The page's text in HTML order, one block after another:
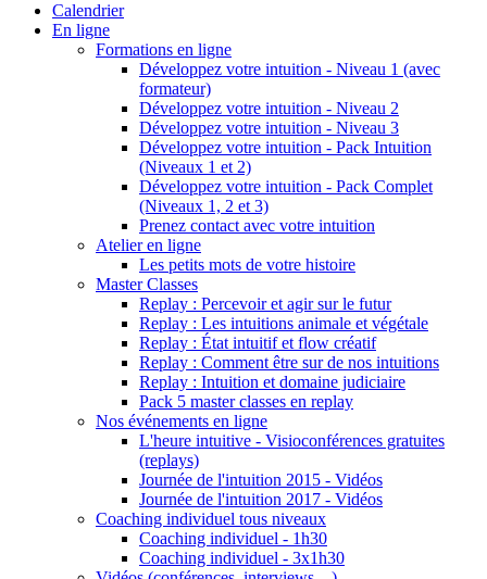
Calendrier
En ligne
Formations en ligne
Développez votre intuition - Niveau 1 (avec
formateur)
Développez votre intuition - Niveau 2
Développez votre intuition - Niveau 3
Développez votre intuition - Pack Intuition
(Niveaux 1 et 2)
Développez votre intuition - Pack Complet
(Niveaux 1, 2 et 3)
Prenez contact avec votre intuition
Atelier en ligne
Les petits mots de votre histoire
Master Classes
Replay : Percevoir et agir sur le futur
Replay : Les intuitions animale et végétale
Replay : État intuitif et flow créatif
Replay : Comment être sur de nos intuitions
Replay : Intuition et domaine judiciaire
Pack 5 master classes en replay
Nos événements en ligne
L'heure intuitive - Visioconférences gratuites
(replays)
Journée de l'intuition 2015 - Vidéos
Journée de l'intuition 2017 - Vidéos
Coaching individuel tous niveaux
Coaching individuel - 1h30
Coaching individuel - 3x1h30